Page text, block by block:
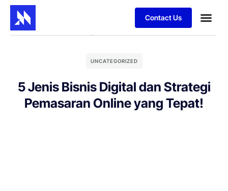
Contact Us
UNCATEGORIZED
5 Jenis Bisnis Digital dan Strategi
Pemasaran Online yang Tepat!